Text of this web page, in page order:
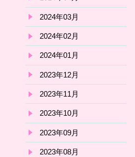
2024年03月
2024年02月
2024年01月
2023年12月
2023年11月
2023年10月
2023年09月
2023年08月